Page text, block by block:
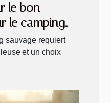
le bon
le camping
sauvage requiert
et un choix